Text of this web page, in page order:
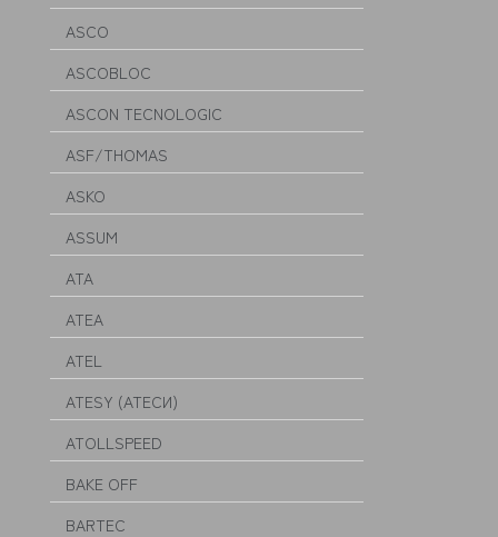
ASCO
ASCOBLOC
ASCON TECNOLOGIC
ASF/THOMAS
ASKO
ASSUM
ATA
ATEA
ATEL
ATESY (АТЕСИ)
ATOLLSPEED
BAKE OFF
BARTEC